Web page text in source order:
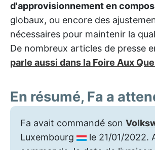
d'approvisionnement en
globaux, ou encore des
nécessaires pour maintenir la
De nombreux articles de presse
parle aussi dans la Foire Aux
En résumé, Fa a
Fa avait commandé son
Luxembourg
le 21/01/2022.